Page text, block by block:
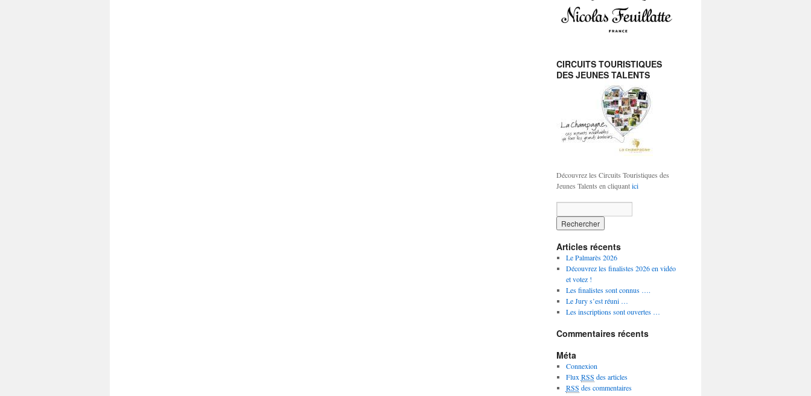
CIRCUITS TOURISTIQUES
DES JEUNES TALENTS
Découvrez les Circuits Touristiques des
Jeunes Talents en cliquantici
Articles récents
Le Palmarès 2026
Découvrez les finalistes 2026 en vidéo
et votez !
Les finalistes sont connus ….
Le Jury s’est réuni …
Les inscriptions sont ouvertes …
Commentaires récents
Méta
Connexion
Flux RSS des articles
RSS des commentaires